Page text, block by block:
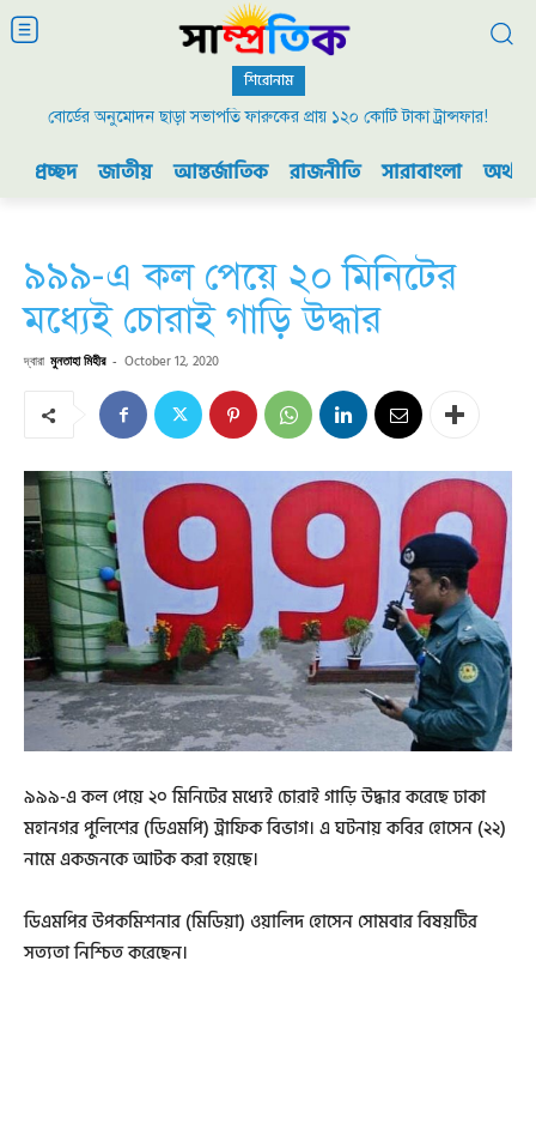
শিরোনাম
বোর্ডের অনুমোদন ছাড়া সভাপতি ফারুকের প্রায় ১২০ কোটি টাকা ট্রান্সফার!
প্রচ্ছদ জাতীয় আন্তর্জাতিক রাজনীতি সারাবাংলা
৯৯৯-এ কল পেয়ে ২০ মিনিটের
মধ্যেই চোরাই গাড়ি উদ্ধার
দ্বারা মুনতাহা মিহীর - October 12, 2020
৯৯৯-এ কল পেয়ে ২০ মিনিটের মধ্যেই চোরাই গাড়ি উদ্ধার করেছে ঢাকা
মহানগর পুলিশের (ডিএমপি) ট্রাফিক বিভাগ। এ ঘটনায় কবির হোসেন (২২)
নামে একজনকে আটক করা হয়েছে।
ডিএমপির উপকমিশনার (মিডিয়া) ওয়ালিদ হোসেন সোমবার বিষয়টির
সত্যতা নিশ্চিত করেছেন।